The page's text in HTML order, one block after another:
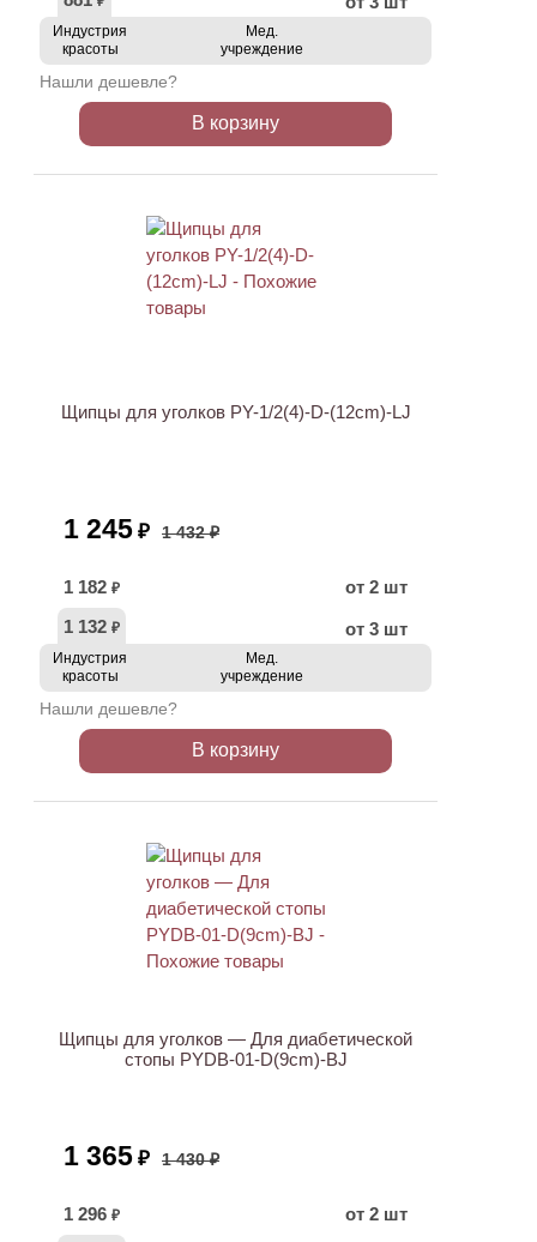
Индустрия
красоты
Мед.
учреждение
Нашли дешевле?
В корзину
Щипцы для уголков PY-1/2(4)-D-(12cm)-LJ
1 245 ₽ 1 432 ₽
1 182 ₽
от 2 шт
1 132 ₽ от 3 шт
Индустрия
красоты
Мед.
учреждение
Нашли дешевле?
В корзину
Щипцы для уголков — Для диабетической
стопы PYDB-01-D(9cm)-BJ
1 365 ₽ 1 430 ₽
1 296 ₽
от 2 шт